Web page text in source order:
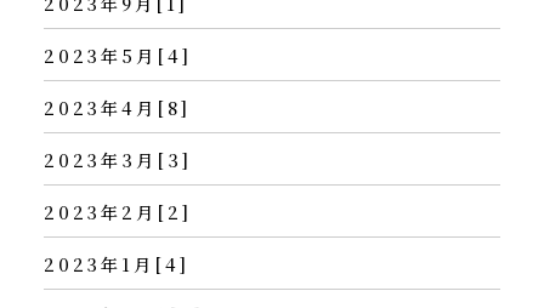
2023年5月[4]
2023年4月[8]
2023年3月[3]
2023年2月[2]
2023年1月[4]